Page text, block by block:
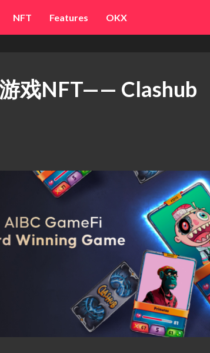
NFT Features OKX
戏NFT—— Clashub